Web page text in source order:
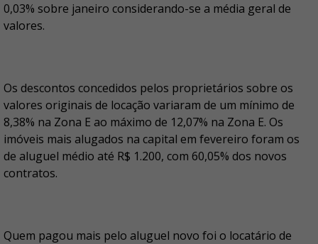
0,03% sobre janeiro considerando-se a média geral de
valores.
Os descontos concedidos pelos proprietários sobre os
valores originais de locação variaram de um mínimo de
8,38% na Zona E ao máximo de 12,07% na Zona E. Os
imóveis mais alugados na capital em fevereiro foram os
de aluguel médio até R$ 1.200, com 60,05% dos novos
contratos.
Quem pagou mais pelo aluguel novo foi o locatário de